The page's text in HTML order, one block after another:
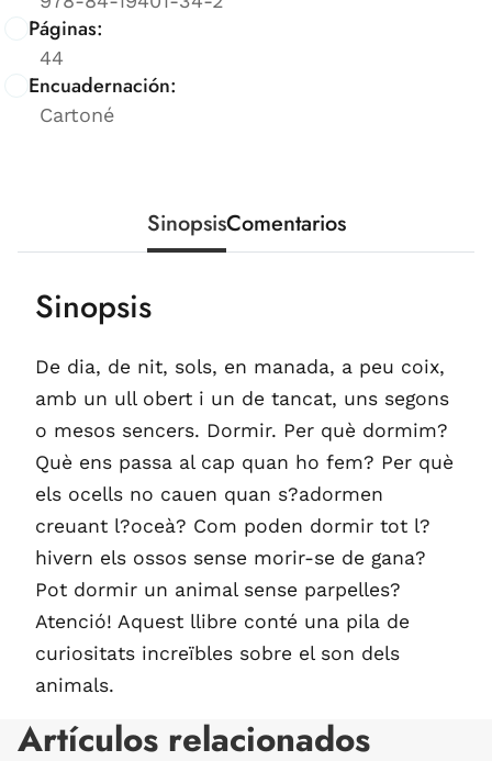
Páginas:
44
Encuadernación:
Cartoné
SinopsisComentarios
Sinopsis
De dia, de nit, sols, en manada, a peu coix,
amb un ull obert i un de tancat, uns segons
o mesos sencers. Dormir. Per què dormim?
Què ens passa al cap quan ho fem? Per què
els ocells no cauen quan s?adormen
creuant l?oceà? Com poden dormir tot l?
hivern els ossos sense morir-se de gana?
Pot dormir un animal sense parpelles?
Atenció! Aquest llibre conté una pila de
curiositats increïbles sobre el son dels
animals.
Artículos relacionados